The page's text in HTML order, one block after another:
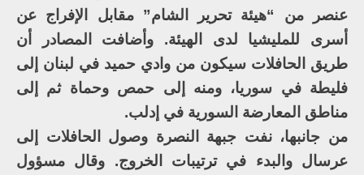
عنصر من “هيئة تحرير الشام” مقابل الإفراج عن
أسرى للمليشيا لدى الهيئة. وأضافت المصادر أن
طريق الحافلات سيكون من وادي حميد في لبنان إلى
فليطة في سوريا، ومنه إلى حمص وحماة ثم إلى
مناطق المعارضة السورية في إدلب.
من جانبها، نفت جبهة النصرة وصول الحافلات إلى
عرسال والبدء في ترتيبات الخروج. وقال مسؤول